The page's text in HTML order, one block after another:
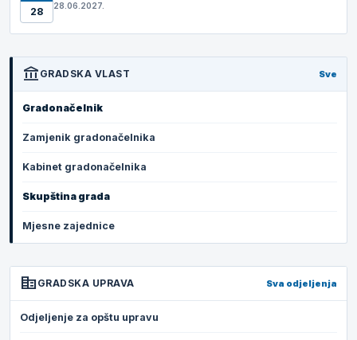
28 28.06.2027.
account_balance GRADSKA VLAST Sve
Gradonačelnik
Zamjenik gradonačelnika
Kabinet gradonačelnika
Skupština grada
Mjesne zajednice
corporate_fare GRADSKA UPRAVA Sva odjeljenja
Odjeljenje za opštu upravu